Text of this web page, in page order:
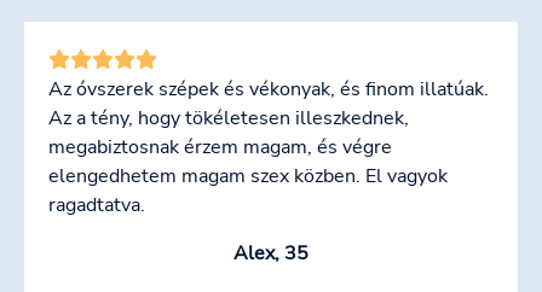
Az óvszerek szépek és vékonyak, és finom illatúak.
Az a tény, hogy tökéletesen illeszkednek,
megabiztosnak érzem magam, és végre
elengedhetem magam szex közben. El vagyok
ragadtatva.
Alex, 35